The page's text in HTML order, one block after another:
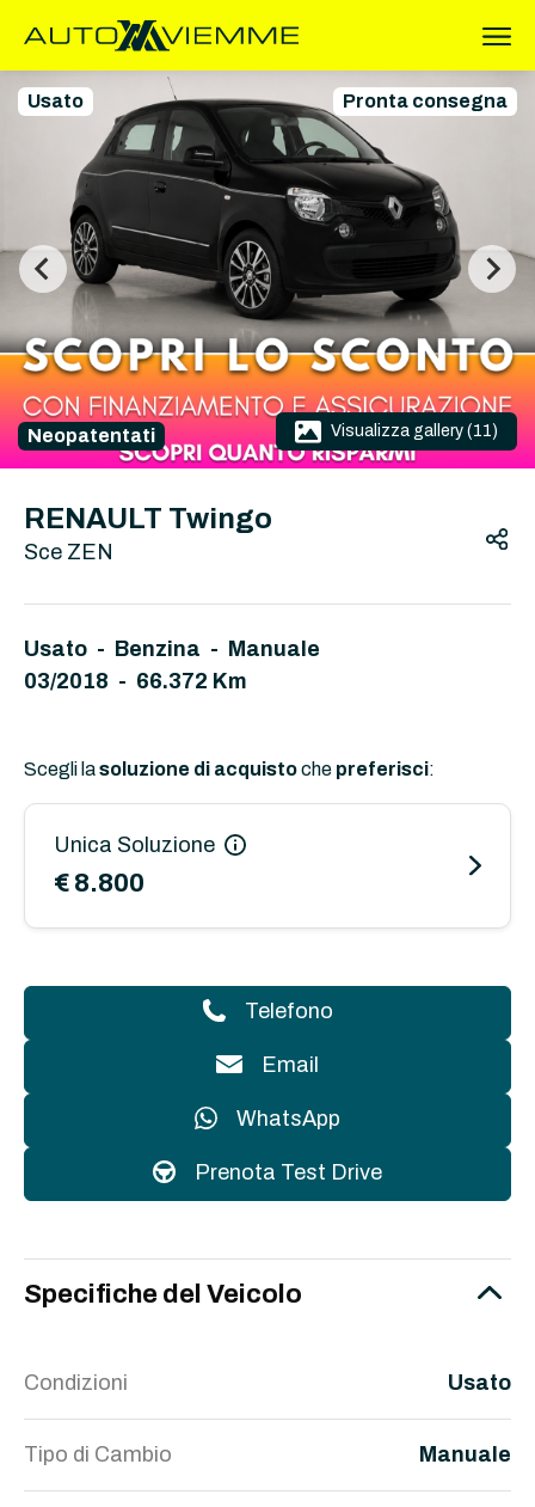
Usato Pronta consegna
Neopatentati Visualizza gallery (11)
RENAULT Twingo
Sce ZEN
Usato - Benzina - Manuale
03/2018 - 66.372 Km
Scegli lasoluzione di acquistoche preferisci:
Unica Soluzione
€ 8.800
Telefono
Email
WhatsApp
Prenota Test Drive
Specifiche del Veicolo
Condizioni Usato
Tipo di Cambio Manuale